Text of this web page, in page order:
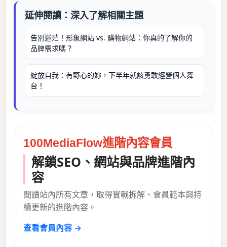
延伸閱讀：深入了解相關主題
告別迷茫！形象網站 vs. 購物網站：你真的了解你的
品牌需求嗎？
綻放自我：有野心的妳，下半年就該勇敢經營個人舞
台！
100MediaFlow進階內容會員
解鎖SEO、網站與品牌進階內
容
閱讀站內所有文章，取得實戰拆解、會員範本與持
續更新的進階內容。
查看會員內容 →